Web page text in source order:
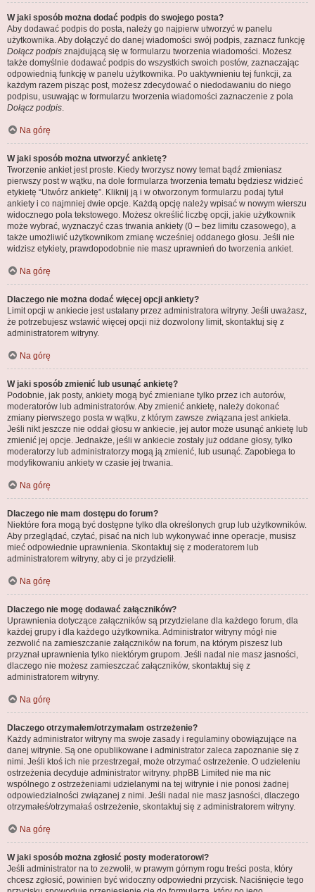
W jaki sposób można dodać podpis do swojego posta?
Aby dodawać podpis do posta, należy go najpierw utworzyć w panelu
użytkownika. Aby dołączyć do danej wiadomości swój podpis, zaznacz funkcję
Dołącz podpis znajdującą się w formularzu tworzenia wiadomości. Możesz
także domyślnie dodawać podpis do wszystkich swoich postów, zaznaczając
odpowiednią funkcję w panelu użytkownika. Po uaktywnieniu tej funkcji, za
każdym razem pisząc post, możesz zdecydować o niedodawaniu do niego
podpisu, usuwając w formularzu tworzenia wiadomości zaznaczenie z pola
Dołącz podpis.
Na górę
W jaki sposób można utworzyć ankietę?
Tworzenie ankiet jest proste. Kiedy tworzysz nowy temat bądź zmieniasz
pierwszy post w wątku, na dole formularza tworzenia tematu będziesz widzieć
etykietę “Utwórz ankietę”. Kliknij ją i w otworzonym formularzu podaj tytuł
ankiety i co najmniej dwie opcje. Każdą opcję należy wpisać w nowym wierszu
widocznego pola tekstowego. Możesz określić liczbę opcji, jakie użytkownik
może wybrać, wyznaczyć czas trwania ankiety (0 – bez limitu czasowego), a
także umożliwić użytkownikom zmianę wcześniej oddanego głosu. Jeśli nie
widzisz etykiety, prawdopodobnie nie masz uprawnień do tworzenia ankiet.
Na górę
Dlaczego nie można dodać więcej opcji ankiety?
Limit opcji w ankiecie jest ustalany przez administratora witryny. Jeśli uważasz,
że potrzebujesz wstawić więcej opcji niż dozwolony limit, skontaktuj się z
administratorem witryny.
Na górę
W jaki sposób zmienić lub usunąć ankietę?
Podobnie, jak posty, ankiety mogą być zmieniane tylko przez ich autorów,
moderatorów lub administratorów. Aby zmienić ankietę, należy dokonać
zmiany pierwszego posta w wątku, z którym zawsze związana jest ankieta.
Jeśli nikt jeszcze nie oddał głosu w ankiecie, jej autor może usunąć ankietę lub
zmienić jej opcje. Jednakże, jeśli w ankiecie zostały już oddane głosy, tylko
moderatorzy lub administratorzy mogą ją zmienić, lub usunąć. Zapobiega to
modyfikowaniu ankiety w czasie jej trwania.
Na górę
Dlaczego nie mam dostępu do forum?
Niektóre fora mogą być dostępne tylko dla określonych grup lub użytkowników.
Aby przeglądać, czytać, pisać na nich lub wykonywać inne operacje, musisz
mieć odpowiednie uprawnienia. Skontaktuj się z moderatorem lub
administratorem witryny, aby ci je przydzielił.
Na górę
Dlaczego nie mogę dodawać załączników?
Uprawnienia dotyczące załączników są przydzielane dla każdego forum, dla
każdej grupy i dla każdego użytkownika. Administrator witryny mógł nie
zezwolić na zamieszczanie załączników na forum, na którym piszesz lub
przyznał uprawnienia tylko niektórym grupom. Jeśli nadal nie masz jasności,
dlaczego nie możesz zamieszczać załączników, skontaktuj się z
administratorem witryny.
Na górę
Dlaczego otrzymałem/otrzymałam ostrzeżenie?
Każdy administrator witryny ma swoje zasady i regulaminy obowiązujące na
danej witrynie. Są one opublikowane i administrator zaleca zapoznanie się z
nimi. Jeśli ktoś ich nie przestrzegał, może otrzymać ostrzeżenie. O udzieleniu
ostrzeżenia decyduje administrator witryny. phpBB Limited nie ma nic
wspólnego z ostrzeżeniami udzielanymi na tej witrynie i nie ponosi żadnej
odpowiedzialności związanej z nimi. Jeśli nadal nie masz jasności, dlaczego
otrzymałeś/otrzymałaś ostrzeżenie, skontaktuj się z administratorem witryny.
Na górę
W jaki sposób można zgłosić posty moderatorowi?
Jeśli administrator na to zezwolił, w prawym górnym rogu treści posta, który
chcesz zgłosić, powinien być widoczny odpowiedni przycisk. Naciśnięcie tego